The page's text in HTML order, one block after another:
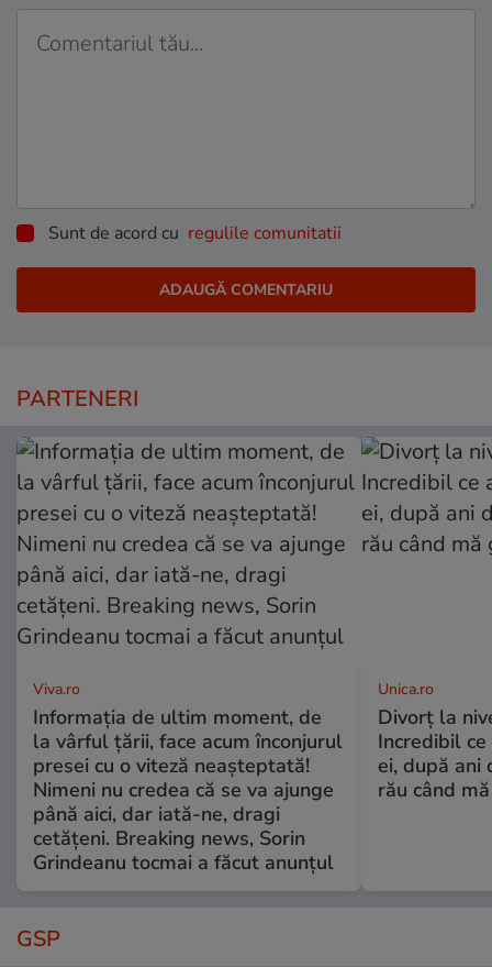
Sunt de acord cu regulile comunitatii
PARTENERI
Viva.ro
Informația de ultim moment, de
la vârful țării, face acum înconjurul
presei cu o viteză neașteptată!
Nimeni nu credea că se va ajunge
până aici, dar iată-ne, dragi
cetățeni. Breaking news, Sorin
Grindeanu tocmai a făcut anunțul
Unica.ro
Divorț la
Incredibil
ei, după ani
rău când
GSP